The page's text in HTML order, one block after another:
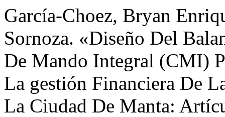
García-Choez, Bryan
Sornoza. «Diseño Del
De Mando Integral (CMI)
La gestión Financiera De
La Ciudad De Manta: